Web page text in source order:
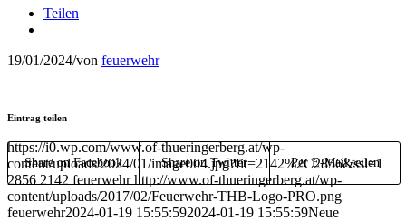
Teilen
19/01/2024/von feuerwehr
Eintrag teilen
Share on Facebook Share on Twitter Per E-Mail teilen
https://i0.wp.com/www.of-thueringerberg.at/wp-
content/uploads/2024/01/image004.jpg?fit=2142%2C2856&ssl=1
2856 2142 feuerwehr http://www.of-thueringerberg.at/wp-
content/uploads/2017/02/Feuerwehr-THB-Logo-PRO.png
feuerwehr2024-01-19 15:55:592024-01-19 15:55:59Neue